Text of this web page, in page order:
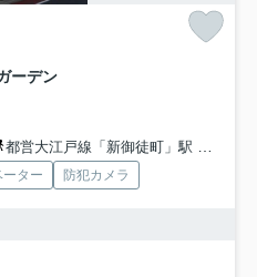
ーデン
都営大江戸線「新御徒町」駅 徒歩8分
ーター 防犯カメラ